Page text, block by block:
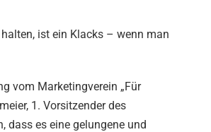
ist ein Klacks – wenn man
vom Marketingverein „Für
1. Vorsitzender des
dass es eine gelungene und